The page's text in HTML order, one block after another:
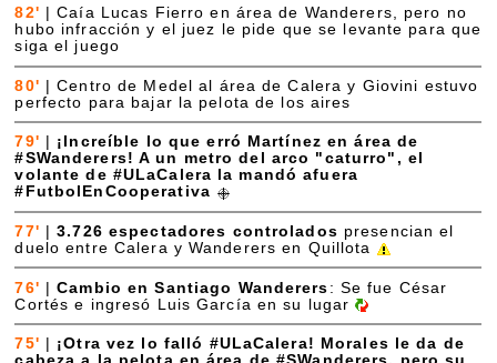
82' |Caía Lucas Fierro en área de Wanderers, pero no
hubo infracción y el juez le pide que se levante para que
siga el juego
80' |Centro de Medel al área de Calera y Giovini estuvo
perfecto para bajar la pelota de los aires
79'
¡Increíble lo que erró Martínez en área de
#SWanderers! A un metro del arco "caturro", el
volante de #ULaCalera la mandó afuera
#FutbolEnCooperativa
77' |3.726 espectadores controlados presencian el
duelo entre Calera y Wanderers en Quillota
76' |Cambio en Santiago Wanderers : Se fue César
Cortés e ingresó Luis García en su lugar
75'
¡Otra vez lo falló #ULaCalera! Morales le da de